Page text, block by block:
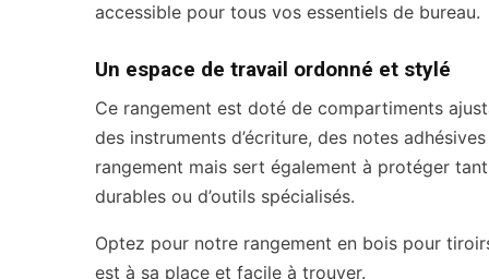
accessible pour tous vos essentiels de bureau.
Un espace de travail ordonné et stylé
Ce rangement est doté de compartiments
des instruments d’écriture, des notes
rangement mais sert également à protéger
durables ou d’outils spécialisés.
Optez pour notre rangement en bois pour
est à sa place et facile à trouver.